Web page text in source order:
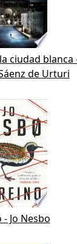
ciudad blanca
de Urturi
- Jo Nesbo